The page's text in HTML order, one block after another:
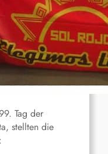
Tag der
stellten die